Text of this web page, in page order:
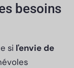
besoins
si l'envie de